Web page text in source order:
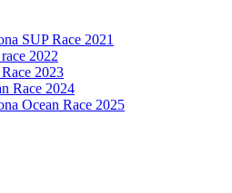
SUP Race 2021
2022
2023
Race 2024
Ocean Race 2025